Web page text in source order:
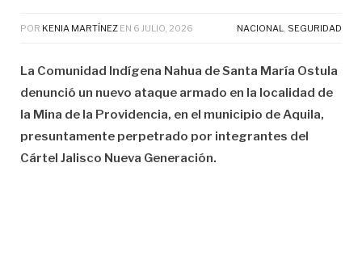
POR KENIA MARTÍNEZ EN 6 JULIO, 2026 NACIONAL, SEGURIDAD
La Comunidad Indígena Nahua de Santa María Ostula
denunció un nuevo ataque armado en la localidad de
la Mina de la Providencia, en el municipio de Aquila,
presuntamente perpetrado por integrantes del
Cártel Jalisco Nueva Generación.